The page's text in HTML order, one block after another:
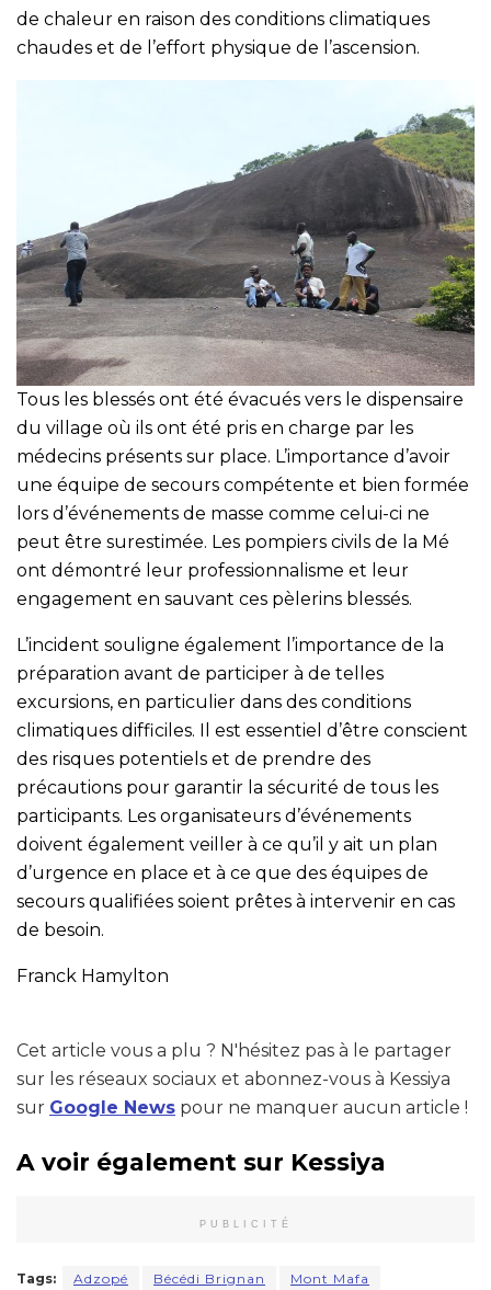
de chaleur en raison des conditions climatiques
chaudes et de l’effort physique de l’ascension.
Tous les blessés ont été évacués vers le dispensaire
du village où ils ont été pris en charge par les
médecins présents sur place. L’importance d’avoir
une équipe de secours compétente et bien formée
lors d’événements de masse comme celui-ci ne
peut être surestimée. Les pompiers civils de la Mé
ont démontré leur professionnalisme et leur
engagement en sauvant ces pèlerins blessés.
L’incident souligne également l’importance de la
préparation avant de participer à de telles
excursions, en particulier dans des conditions
climatiques difficiles. Il est essentiel d’être conscient
des risques potentiels et de prendre des
précautions pour garantir la sécurité de tous les
participants. Les organisateurs d’événements
doivent également veiller à ce qu’il y ait un plan
d’urgence en place et à ce que des équipes de
secours qualifiées soient prêtes à intervenir en cas
de besoin.
Franck Hamylton
Cet article vous a plu ? N'hésitez pas à le partager
sur les réseaux sociaux et abonnez-vous à Kessiya
sur Google News pour ne manquer aucun article !
A voir également sur Kessiya
PUBLICITÉ
Tags: Adzopé Bécédi Brignan
Mont Mafa